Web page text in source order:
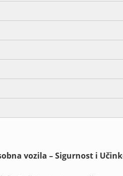
vozila – Sigurnost i